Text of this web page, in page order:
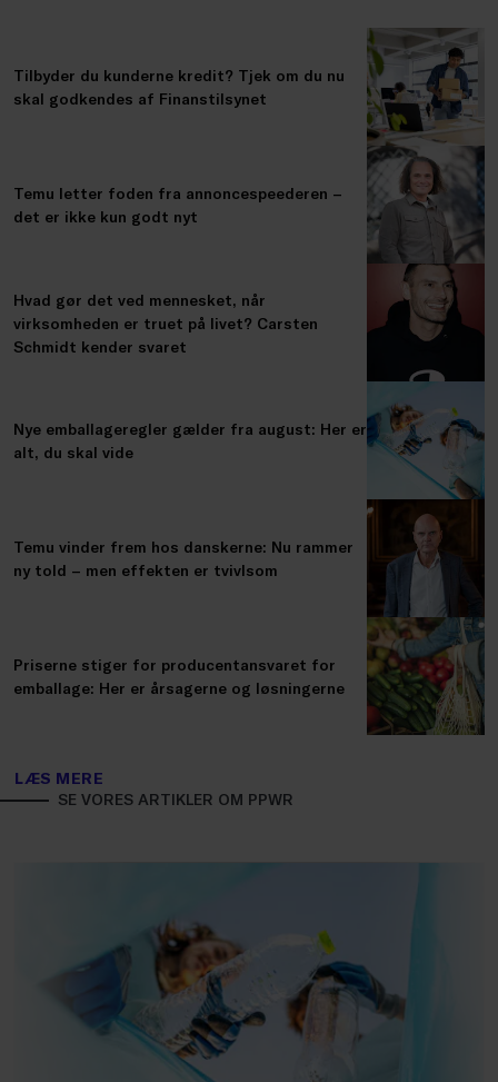
Tilbyder du kunderne kredit? Tjek om du nu
skal godkendes af Finanstilsynet
Temu letter foden fra annoncespeederen –
det er ikke kun godt nyt
Hvad gør det ved mennesket, når
virksomheden er truet på livet? Carsten
Schmidt kender svaret
Nye emballageregler gælder fra august: Her er
alt, du skal vide
Temu vinder frem hos danskerne: Nu rammer
ny told – men effekten er tvivlsom
Priserne stiger for producentansvaret for
emballage: Her er årsagerne og løsningerne
LÆS MERE
SE VORES ARTIKLER OM PPWR